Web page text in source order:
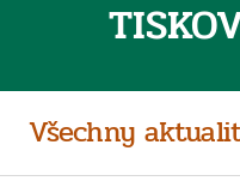
Všechny